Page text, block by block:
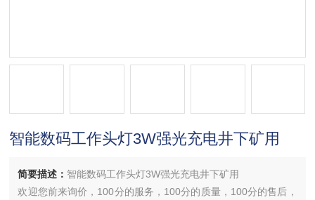
智能数码工作头灯3W强光充电井下矿用
简要描述： 智能数码工作头灯3W强光充电井下矿用
欢迎您前来询价，100分的服务，100分的质量，100分的售后，